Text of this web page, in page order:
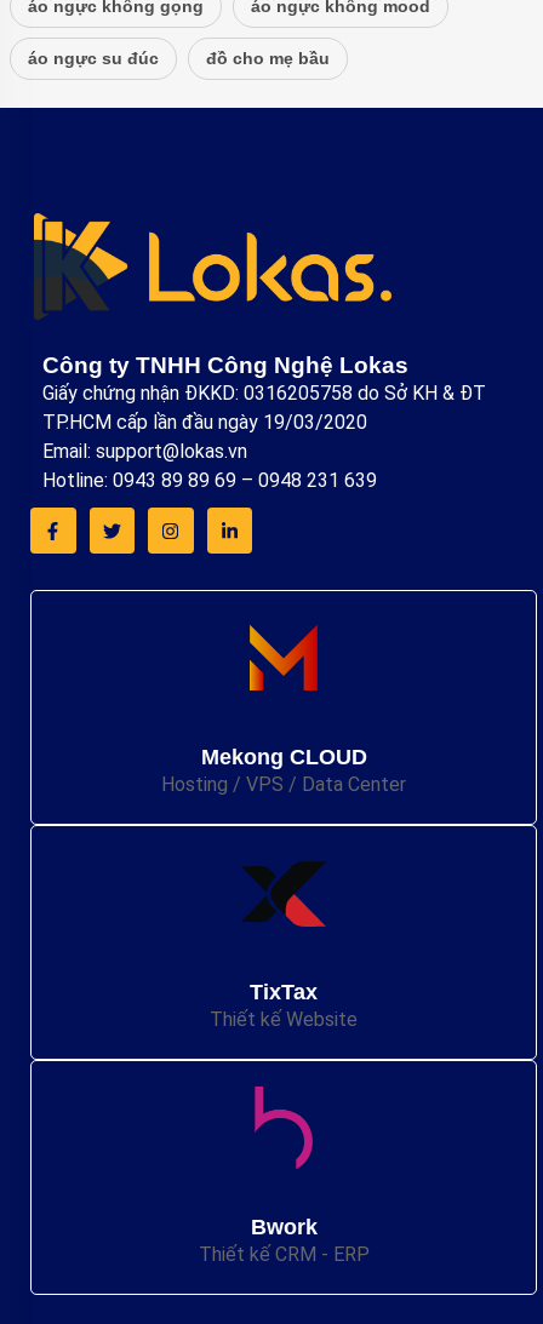
áo ngực không gọng áo ngực không mood
áo ngực su đúc đồ cho mẹ bầu
Công ty TNHH Công Nghệ Lokas
Giấy chứng nhận ĐKKD: 0316205758 do Sở KH & ĐT
TP.HCM cấp lần đầu ngày 19/03/2020
Email: support@lokas.vn
Hotline: 0943 89 89 69 – 0948 231 639
Mekong CLOUD
Hosting / VPS / Data Center
TixTax
Thiết kế Website
Bwork
Thiết kế CRM - ERP